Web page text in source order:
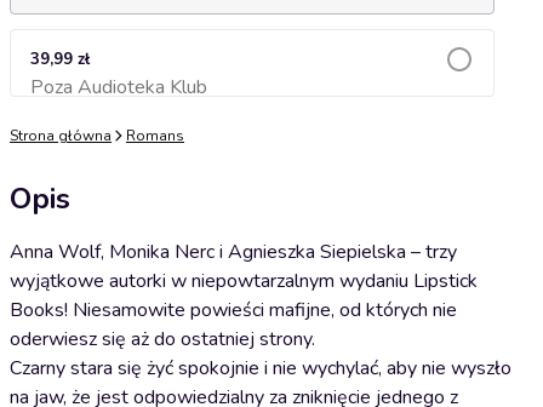
39,99 zł
Poza Audioteka KlubDodaj do koszyka
Strona główna Romans
Opis
Anna Wolf, Monika Nerc i Agnieszka Siepielska – trzy
wyjątkowe autorki w niepowtarzalnym wydaniu Lipstick
Books! Niesamowite powieści mafijne, od których nie
oderwiesz się aż do ostatniej strony.
Czarny stara się żyć spokojnie i nie wychylać, aby nie wyszło
na jaw, że jest odpowiedzialny za zniknięcie jednego z